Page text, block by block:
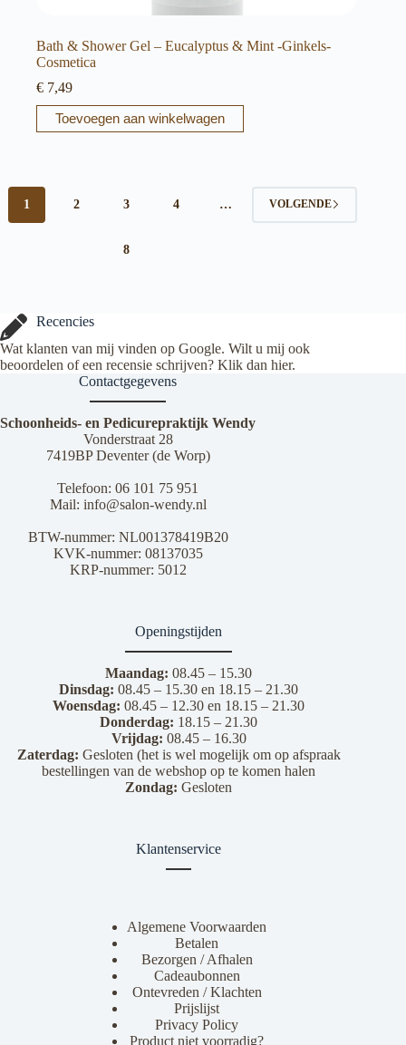
Bath & Shower Gel – Eucalyptus & Mint -Ginkels-
Cosmetica
€ 7,49
Toevoegen aan winkelwagen
1 2 3 4 …
8
VOLGENDE
Recencies
Wat klanten van mij vinden op Google. Wilt u mij ook
beoordelen of een recensie schrijven? Klik dan hier.
Contactgegevens
Schoonheids- en Pedicurepraktijk Wendy
Vonderstraat 28
7419BP Deventer (de Worp)
Telefoon: 06 101 75 951
Mail: info@salon-wendy.nl
BTW-nummer: NL001378419B20
KVK-nummer: 08137035
KRP-nummer: 5012
Openingstijden
Maandag:08.45 – 15.30
Dinsdag: 08.45 – 15.30 en 18.15 – 21.30
Woensdag: 08.45 – 12.30 en 18.15 – 21.30
Donderdag: 18.15 – 21.30
Vrijdag: 08.45 – 16.30
Zaterdag: Gesloten (het is wel mogelijk om op afspraak
bestellingen van de webshop op te komen halen
Zondag: Gesloten
Klantenservice
Algemene Voorwaarden
Betalen
Bezorgen / Afhalen
Cadeaubonnen
Ontevreden / Klachten
Prijslijst
Privacy Policy
Product niet voorradig?